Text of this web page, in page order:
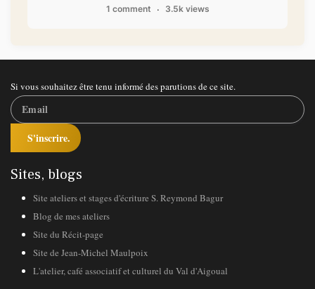
1 comment 3.5k views
Si vous souhaitez être tenu informé des parutions de ce site.
S'inscrire.
Sites, blogs
Site ateliers et stages d'écriture S. Reymond Bagur
Blog de mes ateliers
Site du Récit-page
Site de Jean-Michel Maulpoix
L'atelier, café associatif et culturel du Val d'Aigoual